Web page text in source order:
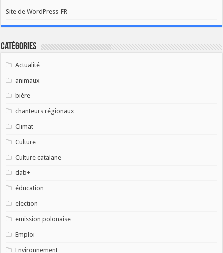
Site de WordPress-FR
Catégories
Actualité
animaux
bière
chanteurs régionaux
Climat
Culture
Culture catalane
dab+
éducation
election
emission polonaise
Emploi
Environnement